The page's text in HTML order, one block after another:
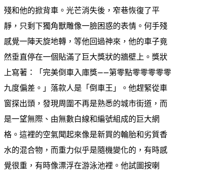
殘和他的掀背車。光芒消失後，窄巷恢復了平
靜，只剩下獨角獸雕像一臉困惑的表情。何手殘
感覺一陣天旋地轉，等他回過神來，他的車子竟
然垂直停在一個貼滿了巨大獎狀的牆壁上。獎狀
上寫著：「完美倒車入庫獎——第零點零零零零零
九度偏差。」落款人是「倒車王」。他趕緊從車
窗探出頭，發現周圍不再是熟悉的城市街道，而
是一望無際、由無數白線和編號組成的巨大網
格。這裡的空氣聞起來像是新買的輪胎和劣質香
水的混合物，而重力似乎是隨機變化的，有時感
覺很重，有時像漂浮在游泳池裡。他試圖按喇